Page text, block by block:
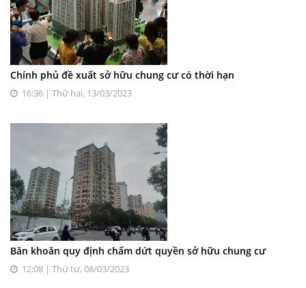
Chính phủ đề xuất sở hữu chung cư có thời hạn
16:36 | Thứ hai, 13/03/2023
Băn khoăn quy định chấm dứt quyền sở hữu chung cư
12:08 | Thứ tư, 08/03/2023